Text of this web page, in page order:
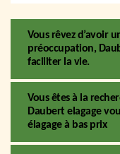
Vous rêvez d’avoir
préoccupation,
faciliter la vie.
Vous êtes à la
Daubert elagage
élagage à bas prix